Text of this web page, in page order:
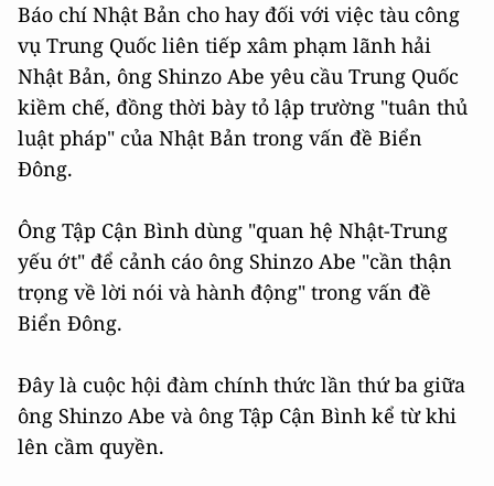
Báo chí Nhật Bản cho hay đối với việc tàu công
vụ Trung Quốc liên tiếp xâm phạm lãnh hải
Nhật Bản, ông Shinzo Abe yêu cầu Trung Quốc
kiềm chế, đồng thời bày tỏ lập trường "tuân thủ
luật pháp" của Nhật Bản trong vấn đề Biển
Đông.
Ông Tập Cận Bình dùng "quan hệ Nhật-Trung
yếu ớt" để cảnh cáo ông Shinzo Abe "cần thận
trọng về lời nói và hành động" trong vấn đề
Biển Đông.
Đây là cuộc hội đàm chính thức lần thứ ba giữa
ông Shinzo Abe và ông Tập Cận Bình kể từ khi
lên cầm quyền.